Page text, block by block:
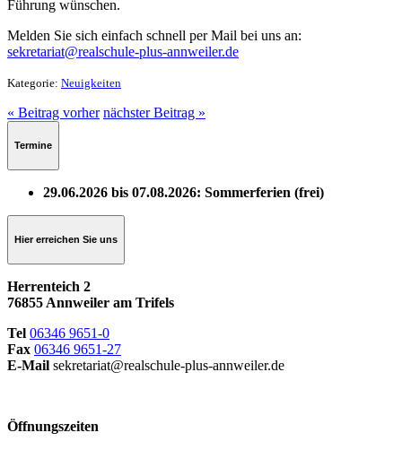
Führung wünschen.
Melden Sie sich einfach schnell per Mail bei uns an:
sekretariat@realschule-plus-annweiler.de
Kategorie: Neuigkeiten
« Beitrag vorher nächster Beitrag »
Termine
29.06.2026 bis 07.08.2026: Sommerferien (frei)
Hier erreichen Sie uns
Herrenteich 2
76855 Annweiler am Trifels
Tel 06346 9651-0
Fax 06346 9651-27
E-Mail sekretariat@realschule-plus-annweiler.de
Öffnungszeiten